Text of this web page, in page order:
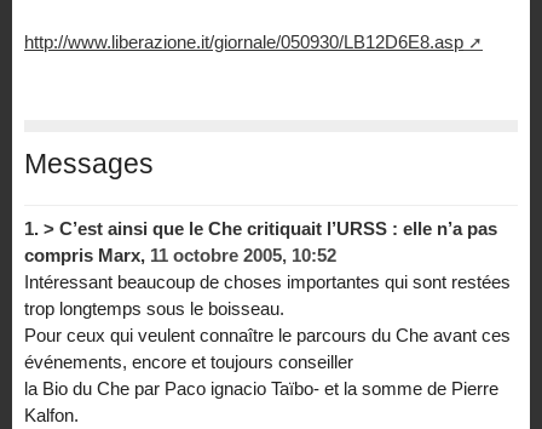
http://www.liberazione.it/giornale/050930/LB12D6E8.asp
Messages
1. > C’est ainsi que le Che critiquait l’URSS : elle n’a pas
compris Marx, 11 octobre 2005, 10:52
Intéressant beaucoup de choses importantes qui sont restées
trop longtemps sous le boisseau.
Pour ceux qui veulent connaître le parcours du Che avant ces
événements, encore et toujours conseiller
la Bio du Che par Paco ignacio Taïbo- et la somme de Pierre
Kalfon.